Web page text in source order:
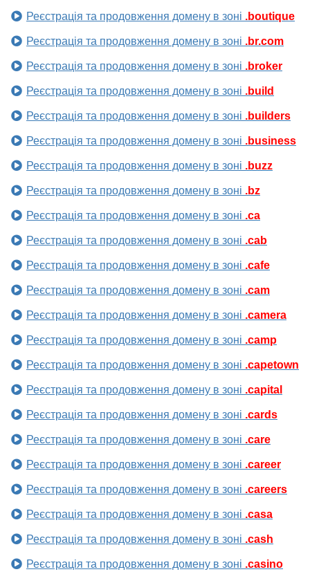
Реєстрація та продовження домену в зоні .boutique
Реєстрація та продовження домену в зоні .br.com
Реєстрація та продовження домену в зоні .broker
Реєстрація та продовження домену в зоні .build
Реєстрація та продовження домену в зоні .builders
Реєстрація та продовження домену в зоні .business
Реєстрація та продовження домену в зоні .buzz
Реєстрація та продовження домену в зоні .bz
Реєстрація та продовження домену в зоні .ca
Реєстрація та продовження домену в зоні .cab
Реєстрація та продовження домену в зоні .cafe
Реєстрація та продовження домену в зоні .cam
Реєстрація та продовження домену в зоні .camera
Реєстрація та продовження домену в зоні .camp
Реєстрація та продовження домену в зоні .capetown
Реєстрація та продовження домену в зоні .capital
Реєстрація та продовження домену в зоні .cards
Реєстрація та продовження домену в зоні .care
Реєстрація та продовження домену в зоні .career
Реєстрація та продовження домену в зоні .careers
Реєстрація та продовження домену в зоні .casa
Реєстрація та продовження домену в зоні .cash
Реєстрація та продовження домену в зоні .casino